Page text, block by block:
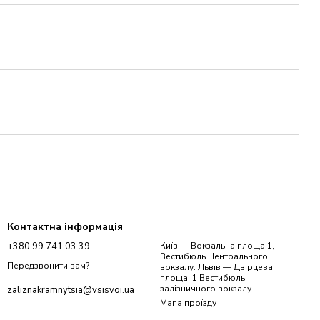
Контактна інформація
+380 99 741 03 39
Передзвонити вам?
zaliznakramnytsia@vsisvoi.ua
Київ — Вокзальна площа 1,
Вестибюль Центрального
вокзалу. Львів — Двірцева
площа, 1 Вестибюль
залізничного вокзалу.
Мапа проїзду